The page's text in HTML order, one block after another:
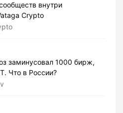
внутри
Crypto
заминусовал 1000 бирж,
Что в России?